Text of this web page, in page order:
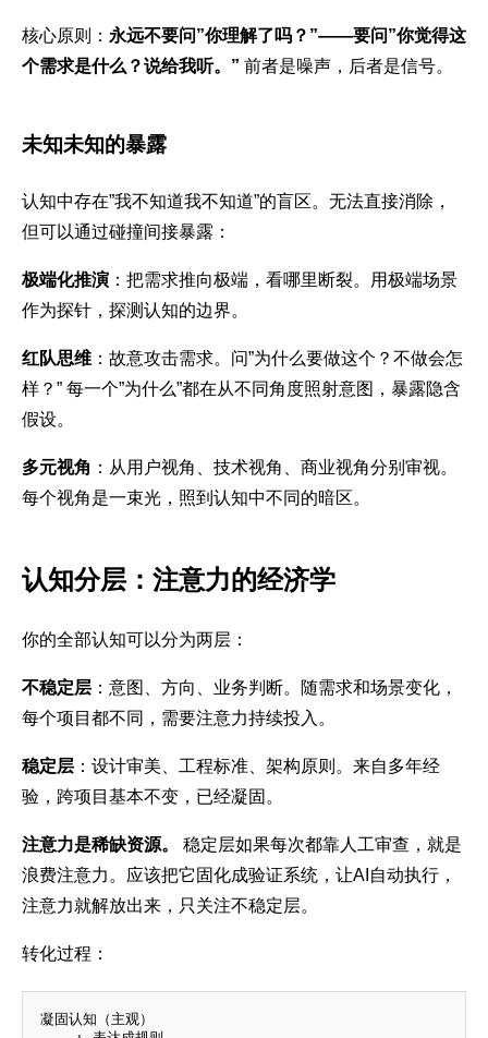
核心原则： 永远不要问”你理解了吗？”——要问”你觉得这
个需求是什么？说给我听。” 前者是噪声，后者是信号。
未知未知的暴露
认知中存在”我不知道我不知道”的盲区。无法直接消除，
但可以通过碰撞间接暴露：
极端化推演 ：把需求推向极端，看哪里断裂。用极端场景
作为探针，探测认知的边界。
红队思维 ：故意攻击需求。问”为什么要做这个？不做会怎
样？” 每一个”为什么”都在从不同角度照射意图，暴露隐含
假设。
多元视角 ：从用户视角、技术视角、商业视角分别审视。
每个视角是一束光，照到认知中不同的暗区。
认知分层：注意力的经济学
你的全部认知可以分为两层：
不稳定层 ：意图、方向、业务判断。随需求和场景变化，
每个项目都不同，需要注意力持续投入。
稳定层 ：设计审美、工程标准、架构原则。来自多年经
验，跨项目基本不变，已经凝固。
注意力是稀缺资源。
稳定层如果每次都靠人工审查，就是
浪费注意力。应该把它固化成验证系统，让AI自动执行，
注意力就解放出来，只关注不稳定层。
转化过程：
凝固认知（主观）